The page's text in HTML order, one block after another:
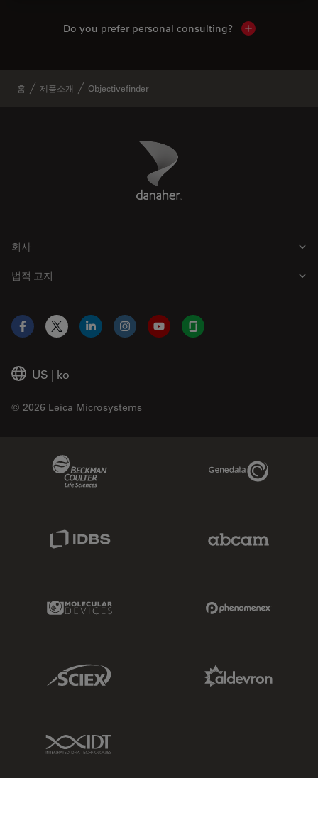
Do you prefer personal consulting? Show local
홈 제품소개 Objectivefinder
Danaher Logo
회사
법적 고지
US | ko
© 2026 Leica Microsystems
Facebook
X LinkedInInstagramYouTubeGlassdoor
Genedata Link
Molecular Devices Link
Sciex Link
IDT Link